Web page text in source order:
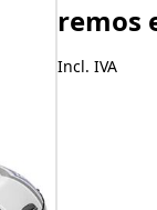
remos
Incl. IVA